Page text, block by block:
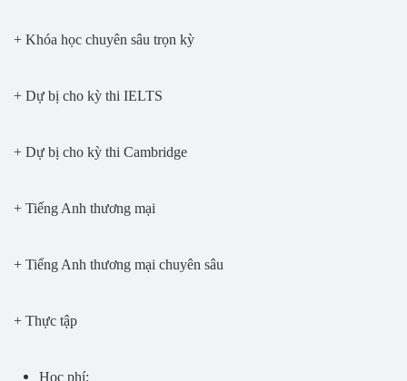
+ Khóa học chuyên sâu trọn kỳ
+ Dự bị cho kỳ thi IELTS
+ Dự bị cho kỳ thi Cambridge
+ Tiếng Anh thương mại
+ Tiếng Anh thương mại chuyên sâu
+ Thực tập
Học phí: